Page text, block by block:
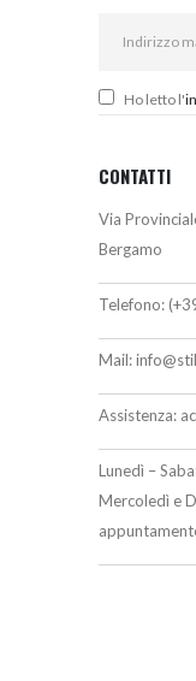
Ho letto l'
CONTATTI
Via
Bergamo
Telefono:
Mail:
Assistenza:
Lunedì –
Mercoledì e